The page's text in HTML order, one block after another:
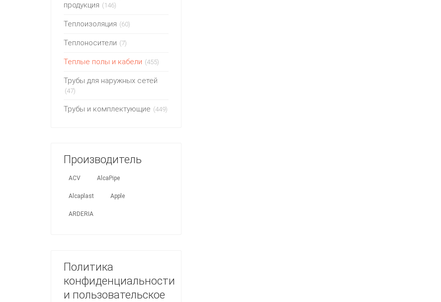
продукция (146)
Теплоизоляция (60)
Теплоносители (7)
Теплые полы и кабели (455)
Трубы для наружных сетей
(47)
Трубы и комплектующие (449)
Производитель
ACV AlcaPipe
Alcaplast Apple
ARDERIA
Политика
конфиденциальности
и пользовательское